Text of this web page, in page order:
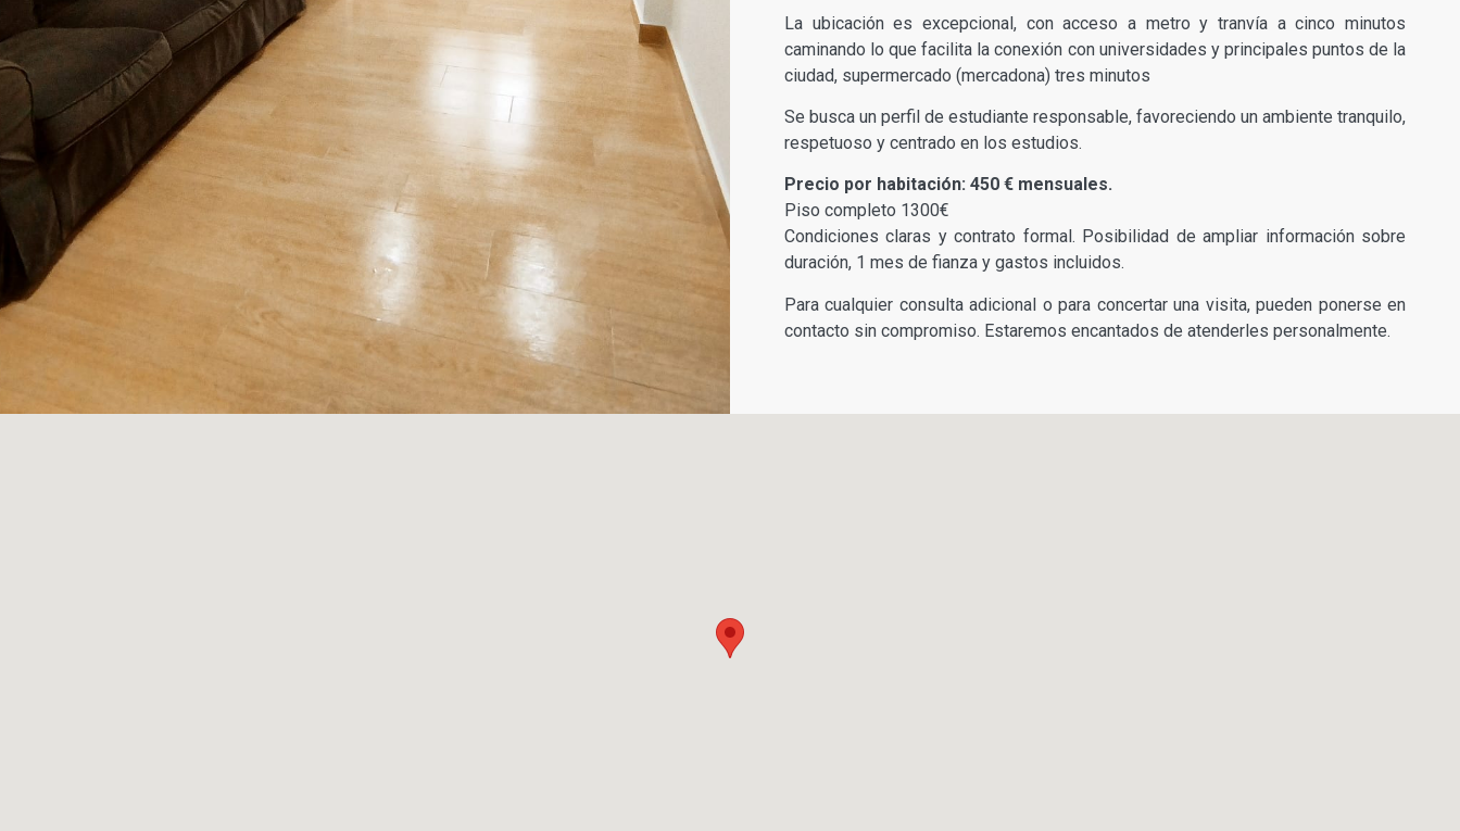
La ubicación es excepcional, con acceso a metro y tranvía a cinco minutos
caminando lo que facilita la conexión con universidades y principales puntos de la
ciudad, supermercado (mercadona) tres minutos
Se busca un perfil de estudiante responsable, favoreciendo un ambiente tranquilo,
respetuoso y centrado en los estudios.
Precio por habitación: 450 € mensuales.
Piso completo 1300€
Condiciones claras y contrato formal. Posibilidad de ampliar información sobre
duración, 1 mes de fianza y gastos incluidos.
Para cualquier consulta adicional o para concertar una visita, pueden ponerse en
contacto sin compromiso. Estaremos encantados de atenderles personalmente.